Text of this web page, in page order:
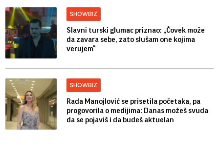
SHOWBIZ
Slavni turski glumac priznao: „Čovek može
da zavara sebe, zato slušam one kojima
verujem“
SHOWBIZ
Rada Manojlović se prisetila početaka, pa
progovorila o medijima: Danas možeš svuda
da se pojaviš i da budeš aktuelan